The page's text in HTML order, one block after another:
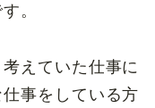
。
えていた仕事に
事をしている方